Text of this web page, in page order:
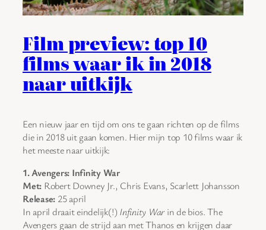
Film preview: top 10
films waar ik in 2018
naar uitkijk
Een nieuw jaar en tijd om ons te gaan richten op de films
die in 2018 uit gaan komen. Hier mijn top 10 films waar ik
het meeste naar uitkijk:
1. Avengers: Infinity War
Met: Robert Downey Jr., Chris Evans, Scarlett Johansson
Release: 25 april
In april draait eindelijk(!) Infinity Warin de bios. The
Avengers gaan de strijd aan met Thanos en krijgen daar